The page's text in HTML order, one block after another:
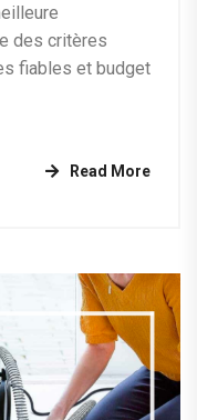
des critères
fiables et budget
Read More